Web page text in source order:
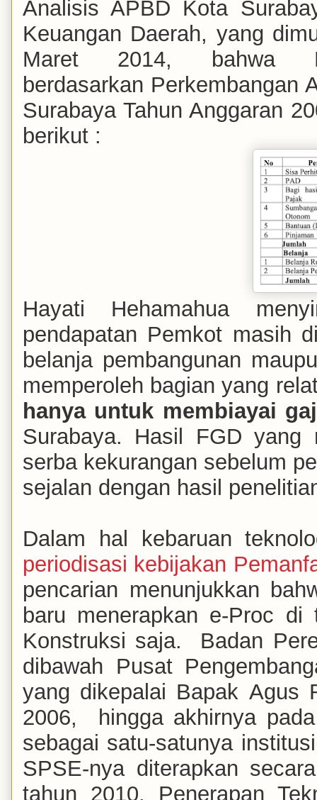
Analisis APBD Kota
Keuangan Daerah, yang
Maret 2014, bahwa
berdasarkan Perkembangan
Surabaya Tahun Anggaran
berikut :
Hayati Hehamahua
pendapatan Pemkot masih
belanja pembangunan
memperoleh bagian yang
hanya untuk membiayai
Surabaya. Hasil FGD yang
serba kekurangan sebelum
sejalan dengan hasil
Dalam hal kebaruan
periodisasi kebijakan
pencarian menunjukkan
baru menerapkan e-Proc
Konstruksi saja. Badan
dibawah Pusat
yang dikepalai Bapak Agus
2006, hingga akhirnya
sebagai satu-satunya
SPSE-nya diterapkan
tahun 2010. Penerapan